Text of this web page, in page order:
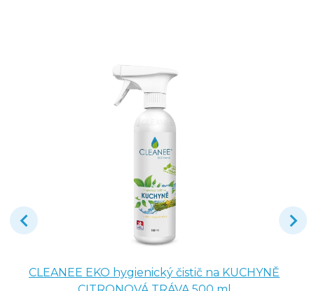
CLEANEE EKO hygienický čistič na KUCHYNĚ